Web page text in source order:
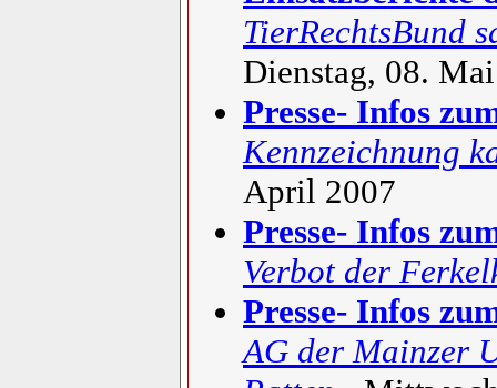
TierRechtsBund
Dienstag, 08.
Presse- Infos
Kennzeichnung
April 2007
Presse- Infos
Verbot der
Presse- Infos
AG der Mainzer